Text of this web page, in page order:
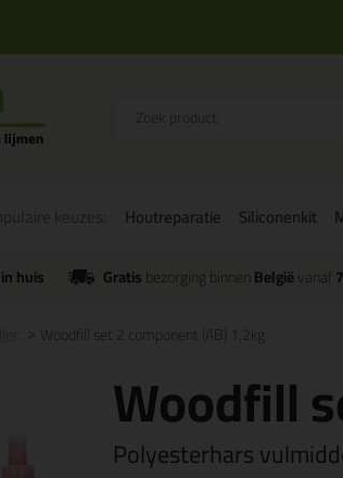
Houtreparatie Siliconenkit
huis Gratisbezorging binnenBelgiëvanaf
Woodfill set 2 component (AB) 1,2kg
Woodfill
Polyesterhars